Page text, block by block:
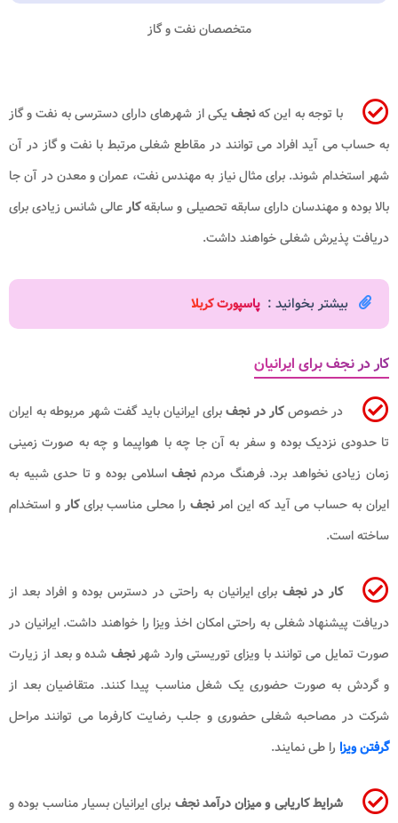
متخصصان نفت و گاز
با توجه به این کهنجف یکی از شهرهای دارای دسترسی به نفت و گاز
به حساب می آید افراد می توانند در مقاطع شغلی مرتبط با نفت و گاز در آن
شهر استخدام شوند. برای مثال نیاز به مهندس نفت، عمران و معدن در آن جا
بالا بوده و مهندسان دارای سابقه تحصیلی و سابقهکارعالی شانس زیادی برای
دریافت پذیرش شغلی خواهند داشت.
بیشتر بخوانید : پاسپورت کربلا
کار در نجف برای ایرانیان
در خصوصکار در نجفبرای ایرانیان باید گفت شهر مربوطه به ایران
تا حدودی نزدیک بوده و سفر به آن جا چه با هواپیما و چه به صورت زمینی
زمان زیادی نخواهد برد. فرهنگ مردمنجفاسلامی بوده و تا حدی شبیه به
ایران به حساب می آید که این امرنجف را محلی مناسب برایکارو استخدام
ساخته است.
کار در نجفبرای ایرانیان به راحتی در دسترس بوده و افراد بعد از
دریافت پیشنهاد شغلی به راحتی امکان اخذ ویزا را خواهند داشت. ایرانیان در
صورت تمایل می توانند با ویزای توریستی وارد شهرنجف شده و بعد از زیارت
و گردش به صورت حضوری یک شغل مناسب پیدا کنند. متقاضیان بعد از
شرکت در مصاحبه شغلی حضوری و جلب رضایت کارفرما می توانند مراحل
گرفتن ویزا را طی نمایند.
شرایط کاریابی و میزان درآمد نجف برای ایرانیان بسیار مناسب بوده و